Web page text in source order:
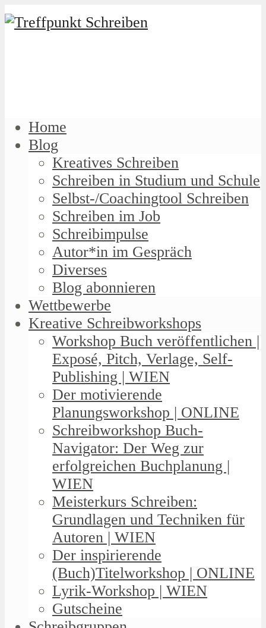
Home
Blog
Kreatives Schreiben
Schreiben in Studium und Schule
Selbst-/Coachingtool Schreiben
Schreiben im Job
Schreibimpulse
Autor*in im Gespräch
Diverses
Blog abonnieren
Wettbewerbe
Kreative Schreibworkshops
Workshop Buch veröffentlichen |
Exposé, Pitch, Verlage, Self-
Publishing | WIEN
Der motivierende
Planungsworkshop | ONLINE
Schreibworkshop Buch-
Navigator: Der Weg zur
erfolgreichen Buchplanung |
WIEN
Meisterkurs Schreiben:
Grundlagen und Techniken für
Autoren | WIEN
Der inspirierende
(Buch)Titelworkshop | ONLINE
Lyrik-Workshop | WIEN
Gutscheine